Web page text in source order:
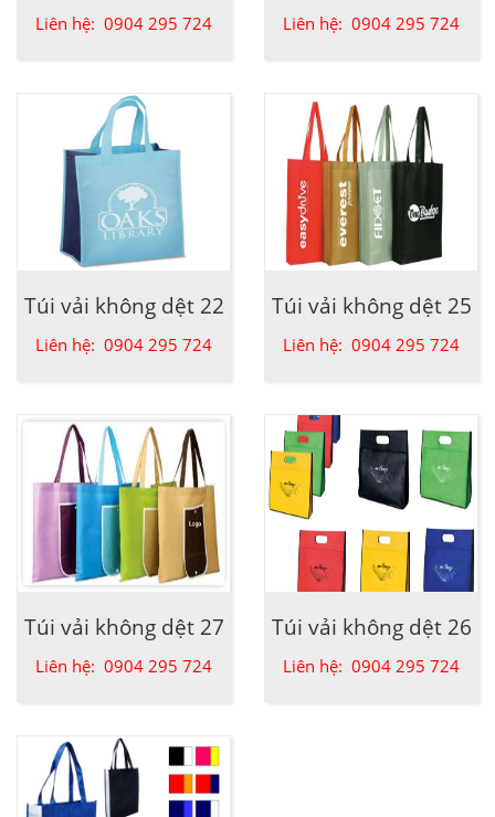
Liên hệ: 0904 295 724 Liên hệ: 0904 295 724
Túi vải không dệt 22
Liên hệ: 0904 295 724
Túi vải không dệt 25
Liên hệ: 0904 295 724
Túi vải không dệt 27
Liên hệ: 0904 295 724
Túi vải không dệt 26
Liên hệ: 0904 295 724